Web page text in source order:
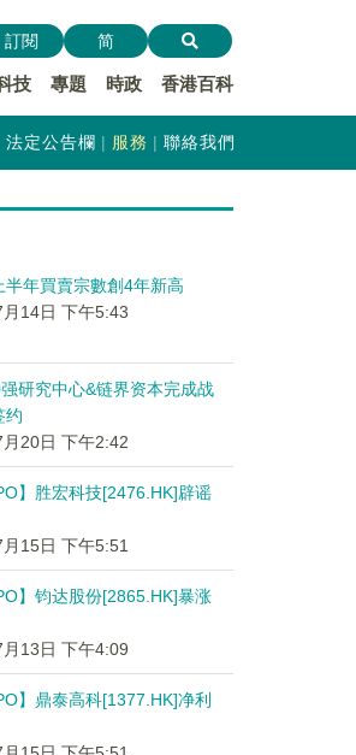
技 專題 時政 香港百科
訂閱 简
法定公告欄 服務 聯絡我們
半年買賣宗數創4年新高
14日 下午5:43
研究中心&链界资本完成战
约
20日 下午2:42
】胜宏科技[2476.HK]辟谣
15日 下午5:51
】钧达股份[2865.HK]暴涨
13日 下午4:09
】鼎泰高科[1377.HK]净利